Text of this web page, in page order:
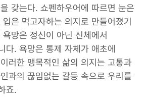
갖는다. 쇼펜하우어에 따르면 눈은
은 먹고자하는 의지로 만들어졌기
망은 정신이 아닌 신체에서
다. 욕망은 통제 자체가 애초에
러한 맹목적인 삶의 의지는 고통과
과의 끊임없는 갈등 속으로 우리를
죠.